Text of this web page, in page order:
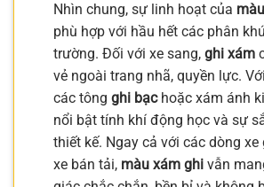
Nhìn chung, sự linh hoạt của
phù hợp với hầu hết các phân
trường. Đối với xe sang, ghi xám
vẻ ngoài trang nhã, quyền lực.
các tông ghi bạchoặc xám ánh
nổi bật tính khí động học và sự
thiết kế. Ngay cả với các dòng
xe bán tải, màu xám ghi vẫn